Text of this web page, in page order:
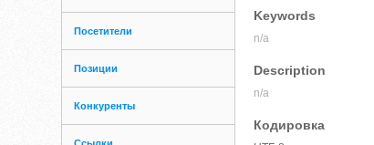
Посетители
Позиции
Конкуренты
Keywords
n/a
Description
n/a
Кодировка